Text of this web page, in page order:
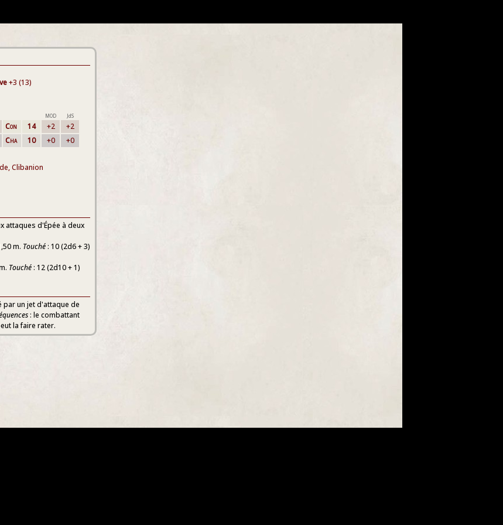
+3 (13)
MOD JdS
Con 14 +2
+2
Cha 10 +0
+0
Clibanion
attaques d'Épée à deux
m. Touché: 10 (2d6 + 3)
Touché: 12 (2d10 + 1)
par un jet d'attaque de
: le combattant
la faire rater.